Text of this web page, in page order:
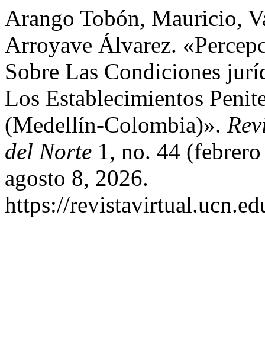
Arango Tobón, Mauricio,
Arroyave Álvarez.
Sobre Las Condiciones
Los Establecimientos
(Medellín-Colombia)».
del Norte 1, no. 44
agosto 8, 2026.
https://